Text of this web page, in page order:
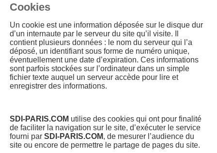
Cookies
Un cookie est une information déposée sur le disque dur
d’un internaute par le serveur du site qu’il visite. Il
contient plusieurs données : le nom du serveur qui l’a
déposé, un identifiant sous forme de numéro unique,
éventuellement une date d’expiration. Ces informations
sont parfois stockées sur l’ordinateur dans un simple
fichier texte auquel un serveur accède pour lire et
enregistrer des informations.
SDI-PARIS.COM utilise des cookies qui ont pour finalité
de faciliter la navigation sur le site, d’exécuter le service
fourni par SDI-PARIS.COM, de mesurer l’audience du
site ou encore de permettre le partage de pages du site.